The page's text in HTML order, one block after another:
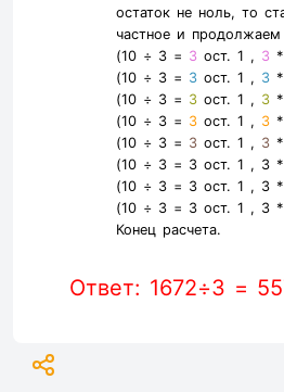
остаток не ноль, то
частное и продолжаем
(10 ÷ 3 = 3ост. 1 , 3*
(10 ÷ 3 = 3ост. 1 , 3*
(10 ÷ 3 = 3ост. 1 , 3*
(10 ÷ 3 = 3ост. 1 , 3*
(10 ÷ 3 = 3ост. 1 , 3*
(10 ÷ 3 = 3ост. 1 , 3*
(10 ÷ 3 = 3ост. 1 , 3*
(10 ÷ 3 = 3ост. 1 , 3*
Конец расчета.
Ответ: 1672÷3 =